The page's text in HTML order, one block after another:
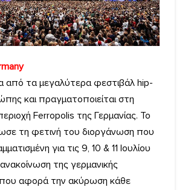
από τα μεγαλύτερα φεστιβάλ hip-
και πραγματοποιείται στη
Ferropolis της Γερμανίας. Το
τη φετινή του διοργάνωση που
για τις 9, 10 & 11 Ιουλίου
της γερμανικής
αφορά την ακύρωση κάθε